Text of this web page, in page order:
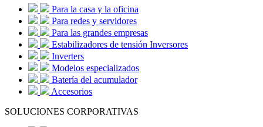
Para la casa y la oficina
Para redes y servidores
Para las grandes empresas
Estabilizadores de tensión Inversores
Inverters
Modelos especializados
Batería del acumulador
Accesorios
SOLUCIONES CORPORATIVAS